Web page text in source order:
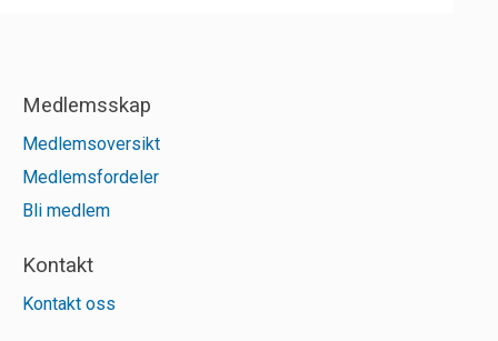
Medlemsskap
Medlemsoversikt
Medlemsfordeler
Bli medlem
Kontakt
Kontakt oss